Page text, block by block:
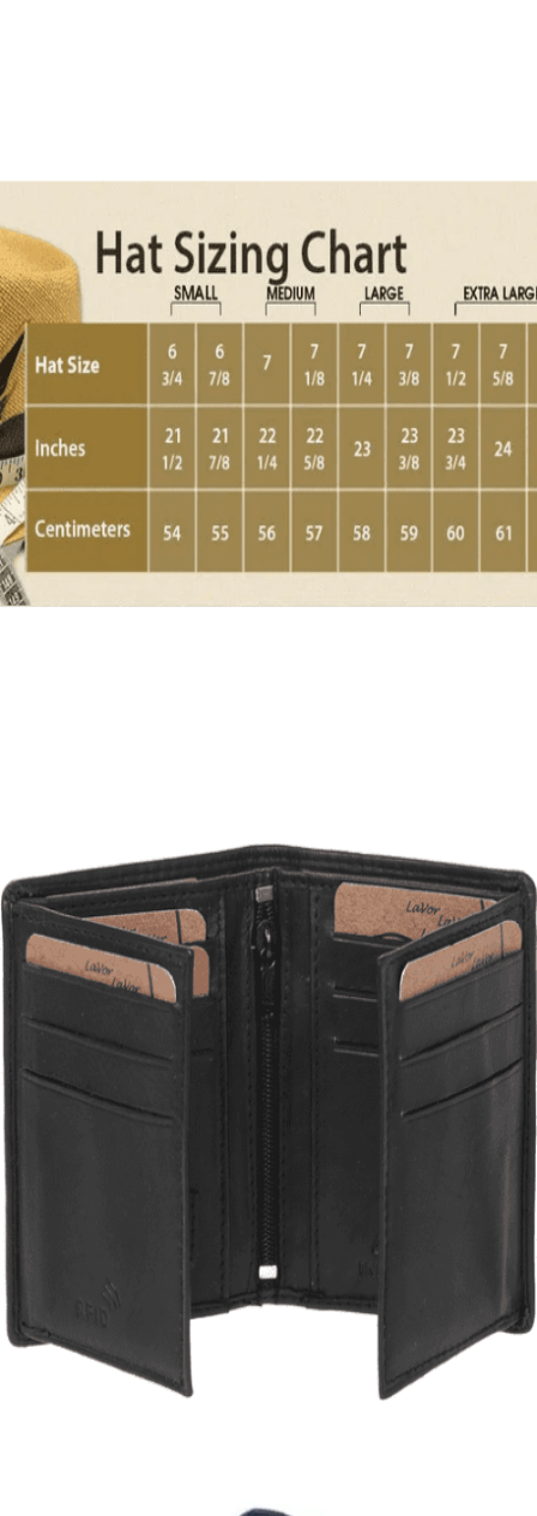
Quick View
Εξαντλημένο
ΑΝΔΡΙΚΑ
Quick View
Εξαντλημένο
ΑΝΔΡΙΚΑ ΠΟΡΤΟΦΟΛΙΑ
Μικρό πορτοφόλι Lavor 1-3308